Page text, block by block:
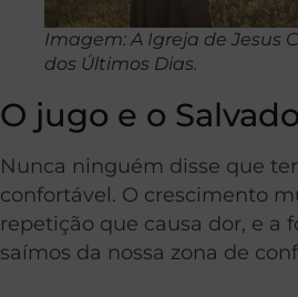
Imagem: A Igreja de Jesus
dos Últimos Dias.
O jugo e o
Nunca ninguém disse que
confortável. O crescimento
repetição que causa dor, e a
saímos da nossa zona de